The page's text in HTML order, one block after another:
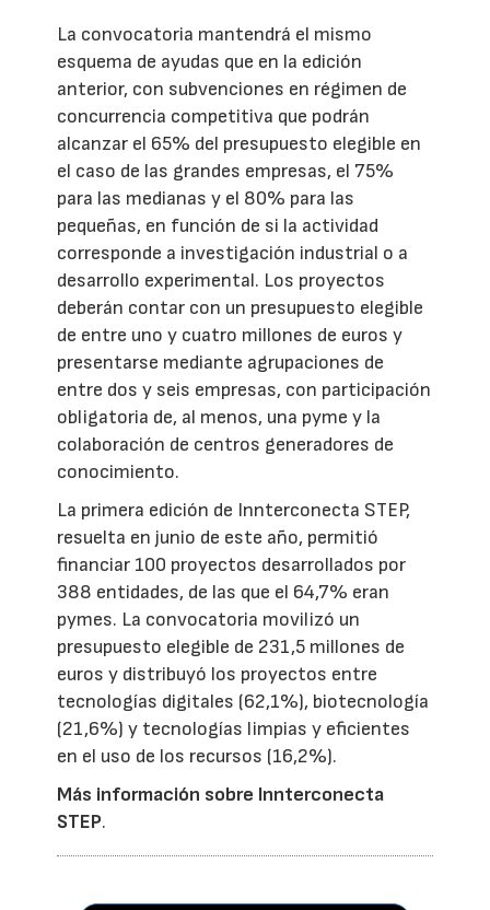
La convocatoria mantendrá el mismo
esquema de ayudas que en la edición
anterior, con subvenciones en régimen de
concurrencia competitiva que podrán
alcanzar el 65% del presupuesto elegible en
el caso de las grandes empresas, el 75%
para las medianas y el 80% para las
pequeñas, en función de si la actividad
corresponde a investigación industrial o a
desarrollo experimental. Los proyectos
deberán contar con un presupuesto elegible
de entre uno y cuatro millones de euros y
presentarse mediante agrupaciones de
entre dos y seis empresas, con participación
obligatoria de, al menos, una pyme y la
colaboración de centros generadores de
conocimiento.
La primera edición de Innterconecta STEP,
resuelta en junio de este año, permitió
financiar 100 proyectos desarrollados por
388 entidades, de las que el 64,7% eran
pymes. La convocatoria movilizó un
presupuesto elegible de 231,5 millones de
euros y distribuyó los proyectos entre
tecnologías digitales (62,1%), biotecnología
(21,6%) y tecnologías limpias y eficientes
en el uso de los recursos (16,2%).
Más información sobre Innterconecta
STEP.